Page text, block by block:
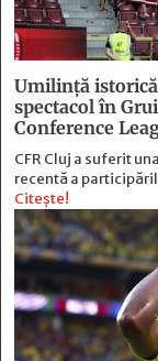
Umilință
spectacol în
Conference
CFR Cluj a suferit
recentă a
Citește!